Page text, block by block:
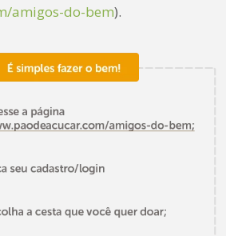
amigos-do-bem).